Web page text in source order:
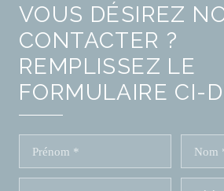
VOUS DÉSIREZ
CONTACTER ?
REMPLISSEZ LE
FORMULAIRE CI-